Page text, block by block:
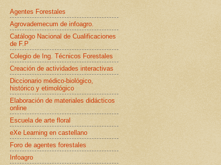
Agentes Forestales
Agrovademecum de infoagro.
Catálogo Nacional de Cualificaciones
de F.P
Colegio de Ing. Técnicos Forestales
Creación de actividades interactivas
Diccionario médico-biológico,
histórico y etimológico
Elaboración de materiales didácticos
online
Escuela de arte floral
eXe Learning en castellano
Foro de agentes forestales
Infoagro